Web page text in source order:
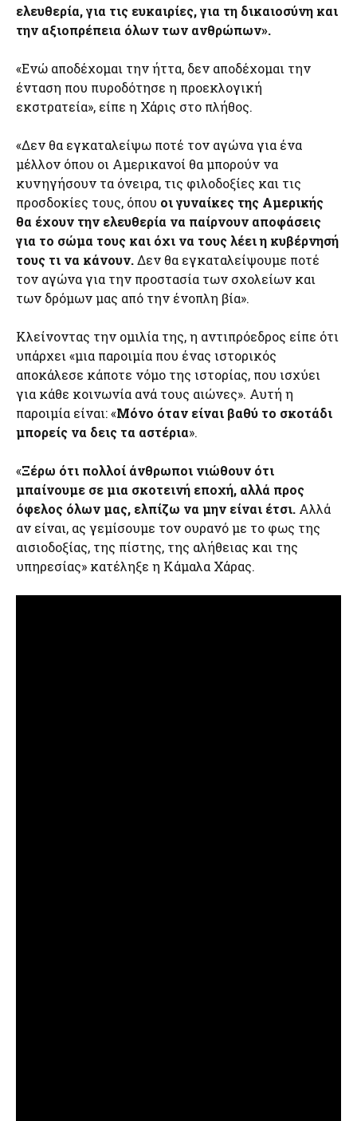
ελευθερία, για τις ευκαιρίες, για τη δικαιοσύνη και
την αξιοπρέπεια όλων των ανθρώπων».
«Ενώ αποδέχομαι την ήττα, δεν αποδέχομαι την
ένταση που πυροδότησε η προεκλογική
εκστρατεία», είπε η Χάρις στο πλήθος.
«Δεν θα εγκαταλείψω ποτέ τον αγώνα για ένα
μέλλον όπου οι Αμερικανοί θα μπορούν να
κυνηγήσουν τα όνειρα, τις φιλοδοξίες και τις
προσδοκίες τους, όπου οι γυναίκες της Αμερικής
θα έχουν την ελευθερία να παίρνουν αποφάσεις
για το σώμα τους και όχι να τους λέει η κυβέρνησή
τους τι να κάνουν.Δεν θα εγκαταλείψουμε ποτέ
τον αγώνα για την προστασία των σχολείων και
των δρόμων μας από την ένοπλη βία».
Κλείνοντας την ομιλία της, η αντιπρόεδρος είπε ότι
υπάρχει «μια παροιμία που ένας ιστορικός
αποκάλεσε κάποτε νόμο της ιστορίας, που ισχύει
για κάθε κοινωνία ανά τους αιώνες». Αυτή η
παροιμία είναι: «Μόνο όταν είναι βαθύ το σκοτάδι
μπορείς να δεις τα αστέρια».
«Ξέρω ότι πολλοί άνθρωποι νιώθουν ότι
μπαίνουμε σε μια σκοτεινή εποχή, αλλά προς
όφελος όλων μας, ελπίζω να μην είναι έτσι. Αλλά
αν είναι, ας γεμίσουμε τον ουρανό με το φως της
αισιοδοξίας, της πίστης, της αλήθειας και της
υπηρεσίας» κατέληξε η Κάμαλα Χάρας.